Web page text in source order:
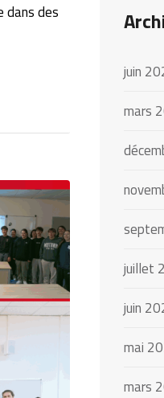
dans des
juin
mars
juillet
juin
mai
mars